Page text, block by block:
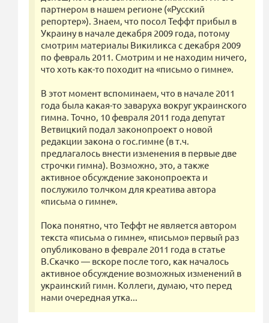
партнером в нашем регионе («Русский
репортер»). Знаем, что посол Теффт прибыл в
Украину в начале декабря 2009 года, потому
смотрим материалы Викиликса с декабря 2009
по февраль 2011. Смотрим и не находим ничего,
что хоть как-то походит на «письмо о гимне».
В этот момент вспоминаем, что в начале 2011
года была какая-то заваруха вокруг украинского
гимна. Точно, 10 февраля 2011 года депутат
Ветвицкий подал законопроект о новой
редакции закона о гос.гимне (в т.ч.
предлагалось внести изменения в первые две
строчки гимна). Возможно, это, а также
активное обсуждение законопроекта и
послужило толчком для креатива автора
«письма о гимне».
Пока понятно, что Теффт не является автором
текста «письма о гимне», «письмо» первый раз
опубликовано в феврале 2011 года в статье
В.Скачко — вскоре после того, как началось
активное обсуждение возможных изменений в
украинский гимн. Коллеги, думаю, что перед
нами очередная утка...